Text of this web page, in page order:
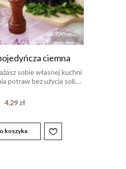
ciemna
sobie własnej kuchni
potraw bez użycia soli.…
4,29 zł
koszyka